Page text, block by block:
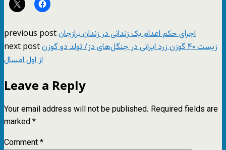
previous postاجرای حکم اعدام یک زندانی در زندان برازجان
next postزیست ۴۰ گوزن زرد ایرانی در جنگل‌های دز/ تولد دو گوزن
از اول امسال
Leave a Reply
Your email address will not be published. Required fields are
marked*
Comment*